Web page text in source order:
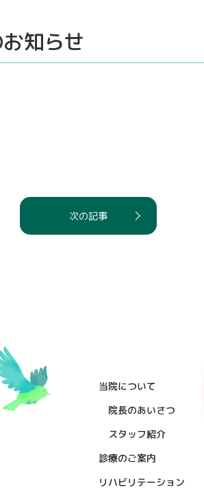
知らせ
次の記事
法人社団 錦昌会 千葉こどもとおと
当院について
院長のあいさつ
スタッフ紹介
診療のご案内
リハビリテーション